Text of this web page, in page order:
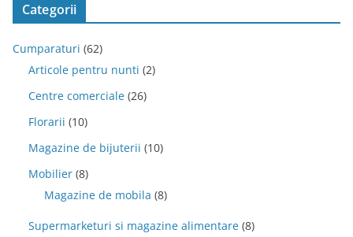
Categorii
Cumparaturi (62)
Articole pentru nunti (2)
Centre comerciale (26)
Florarii (10)
Magazine de bijuterii (10)
Mobilier (8)
Magazine de mobila (8)
Supermarketuri si magazine alimentare (8)